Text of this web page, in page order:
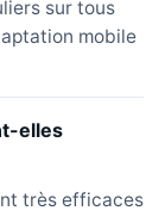
sur tous
mobile
elles
très efficaces